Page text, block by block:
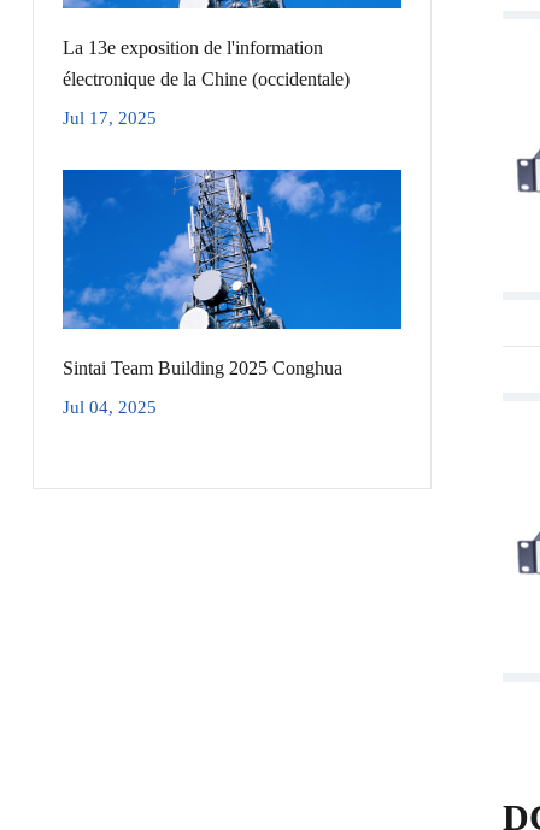
La 13e exposition de l'information
électronique de la Chine (occidentale)
Jul 17, 2025
Sintai Team Building 2025 Conghua
Jul 04, 2025